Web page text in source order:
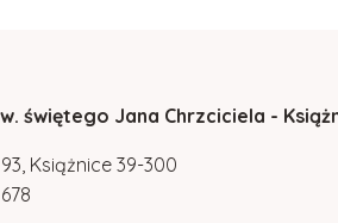
świętego Jana Chrzciciela -
Książnice 39-300